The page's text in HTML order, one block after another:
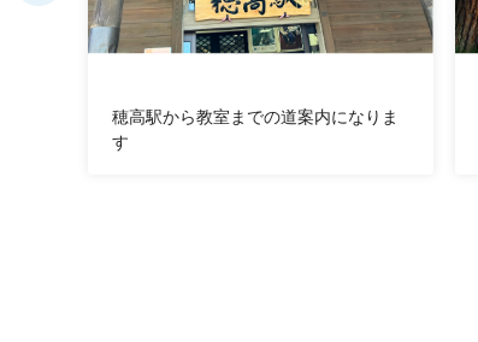
穂高駅から教室までの道案内になりま
す